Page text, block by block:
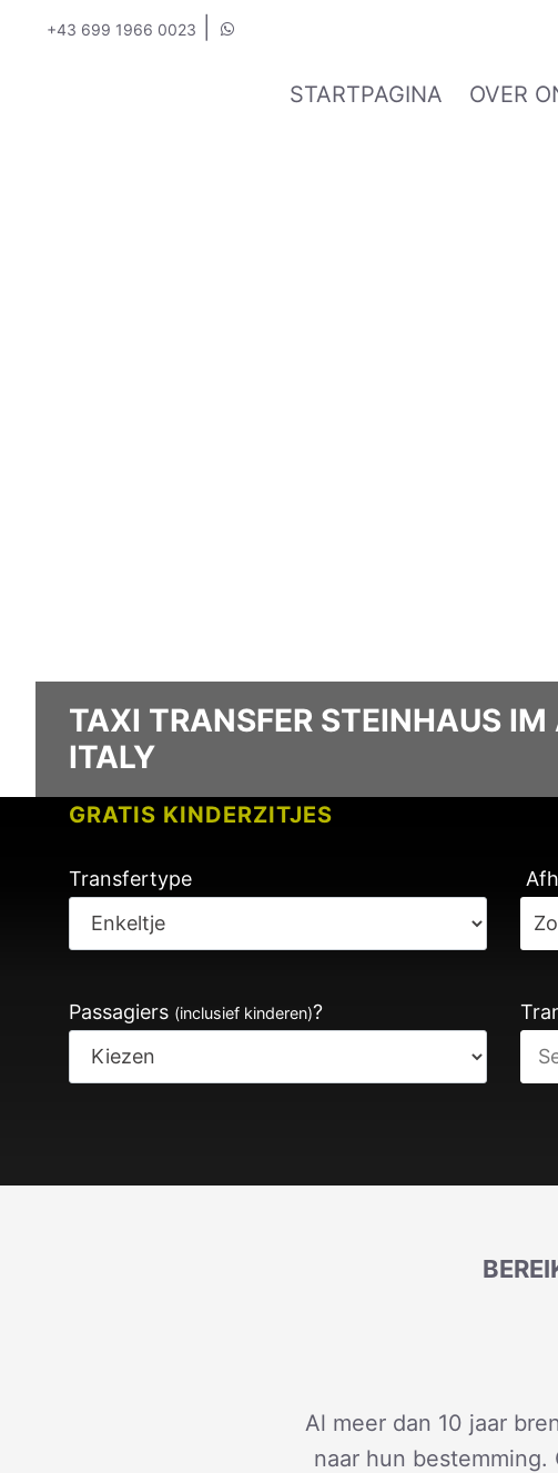
+43 699 1966 0023
STARTPAGINA OVER
GRATIS KINDERZITJES
GEEN KOSTEN VOOR
TAXI TRANSFER STEINHAUS
ITALY
Transfertype
Passagiers (inclusief kinderen)?
Al meer dan 10 jaar
naar hun